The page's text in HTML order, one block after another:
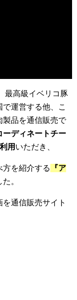
最高級イベリコ豚
運営する他、こ
製品を通信販売で
ーディネートチー
用 いただき、
方を紹介する
『ア
。
通信販売サイト